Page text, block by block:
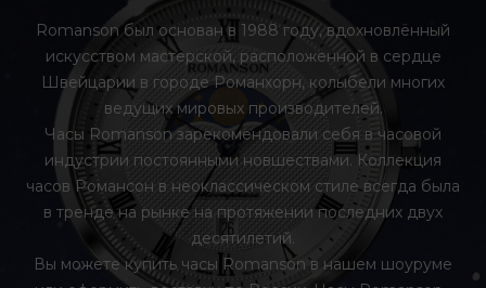
Romanson был основан в 1988 году, вдохновлённый
искусством мастерской, расположенной в сердце
Швейцарии в городе Романхорн, колыбели многих
ведущих мировых производителей.
Часы Romanson зарекомендовали себя в часовой
индустрии постоянными новшествами. Коллекция
часов Романсон в неоклассическом стиле всегда была
в тренде на рынке на протяжении последних двух
десятилетий.
Вы можете купить часы Romanson в нашем шоуруме